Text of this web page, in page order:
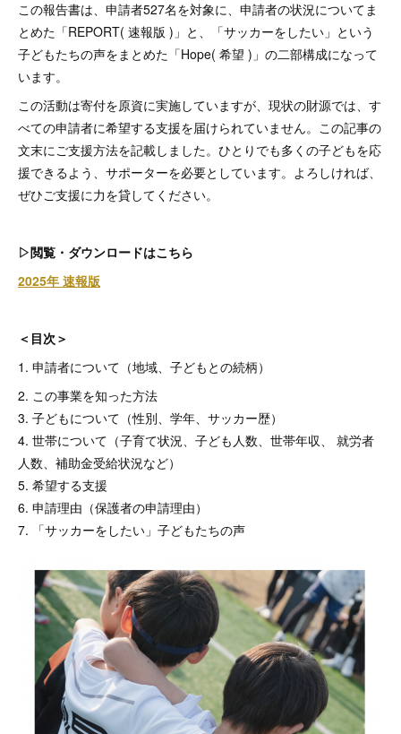
この報告書は、申請者527名を対象に、申請者の状況についてま
とめた「REPORT( 速報版 )」と、「サッカーをしたい」という
子どもたちの声をまとめた「Hope( 希望 )」の二部構成になって
います。
この活動は寄付を原資に実施していますが、現状の財源では、す
べての申請者に希望する支援を届けられていません。この記事の
文末にご支援方法を記載しました。ひとりでも多くの子どもを応
援できるよう、サポーターを必要としています。よろしければ、
ぜひご支援に力を貸してください。
▷閲覧・ダウンロードはこちら
2025年 速報版
＜目次＞
1. 申請者について（地域、子どもとの続柄）
2. この事業を知った方法
3. 子どもについて（性別、学年、サッカー歴）
4. 世帯について（子育て状況、子ども人数、世帯年収、 就労者
人数、補助金受給状況など）
5. 希望する支援
6. 申請理由（保護者の申請理由）
7. 「サッカーをしたい」子どもたちの声